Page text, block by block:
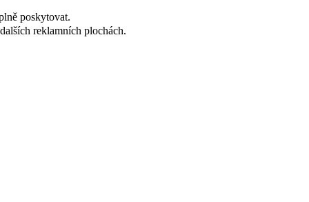
poskytovat.
reklamních plochách.